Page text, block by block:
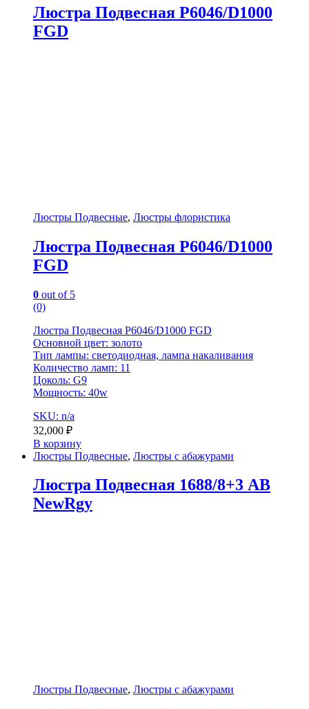
Люстра Подвесная P6046/D1000
FGD
Люстры Подвесные, Люстры флористика
Люстра Подвесная P6046/D1000
FGD
0 out of 5
(0)
Люстра Подвесная P6046/D1000 FGD
Основной цвет: золото
Тип лампы: светодиодная, лампа накаливания
Количество ламп: 11
Цоколь: G9
Мощность: 40w
SKU: n/a
32,000 ₽
В корзину
Люстры Подвесные, Люстры с абажурами
Люстра Подвесная 1688/8+3 AB
NewRgy
Люстры Подвесные, Люстры с абажурами